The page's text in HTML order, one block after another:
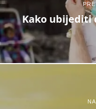
Kako ubijediti